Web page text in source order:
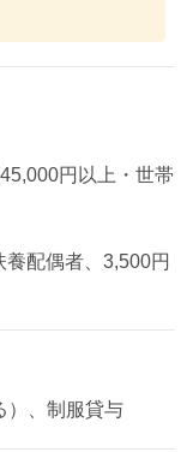
円以上・世帯
配偶者、3,500円
）、制服貸与